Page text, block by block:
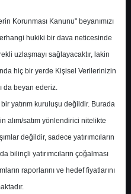
0
Korunması Kanunu" beyanımızı
hukiki bir dava neticesinde
uzlaşmayı sağlayacaktır, lakin
hiç bir yerde Kişisel Verilerinizin
da beyan ederiz.
yatırım kuruluşu değildir. Burada
alım/satım yönlendirici nitelikte
değildir, sadece yatırımcıların
bilinçli yatırımcıların çoğalması
raporlarını ve hedef fiyatlarını